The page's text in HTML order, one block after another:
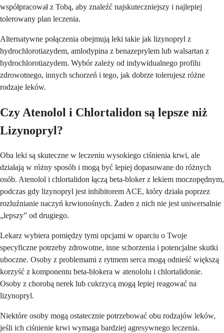
współpracował z Tobą, aby znaleźć najskuteczniejszy i najlepiej
tolerowany plan leczenia.
Alternatywne połączenia obejmują leki takie jak lizynopryl z
hydrochlorotiazydem, amlodypina z benazeprylem lub walsartan z
hydrochlorotiazydem. Wybór zależy od indywidualnego profilu
zdrowotnego, innych schorzeń i tego, jak dobrze tolerujesz różne
rodzaje leków.
Czy Atenolol i Chlortalidon są lepsze niż
Lizynopryl?
Oba leki są skuteczne w leczeniu wysokiego ciśnienia krwi, ale
działają w różny sposób i mogą być lepiej dopasowane do różnych
osób. Atenolol i chlortalidon łączą beta-bloker z lekiem moczopędnym,
podczas gdy lizynopryl jest inhibitorem ACE, który działa poprzez
rozluźnianie naczyń krwionośnych. Żaden z nich nie jest uniwersalnie
„lepszy” od drugiego.
Lekarz wybiera pomiędzy tymi opcjami w oparciu o Twoje
specyficzne potrzeby zdrowotne, inne schorzenia i potencjalne skutki
uboczne. Osoby z problemami z rytmem serca mogą odnieść większą
korzyść z komponentu beta-blokera w atenololu i chlortalidonie.
Osoby z chorobą nerek lub cukrzycą mogą lepiej reagować na
lizynopryl.
Niektóre osoby mogą ostatecznie potrzebować obu rodzajów leków,
jeśli ich ciśnienie krwi wymaga bardziej agresywnego leczenia.